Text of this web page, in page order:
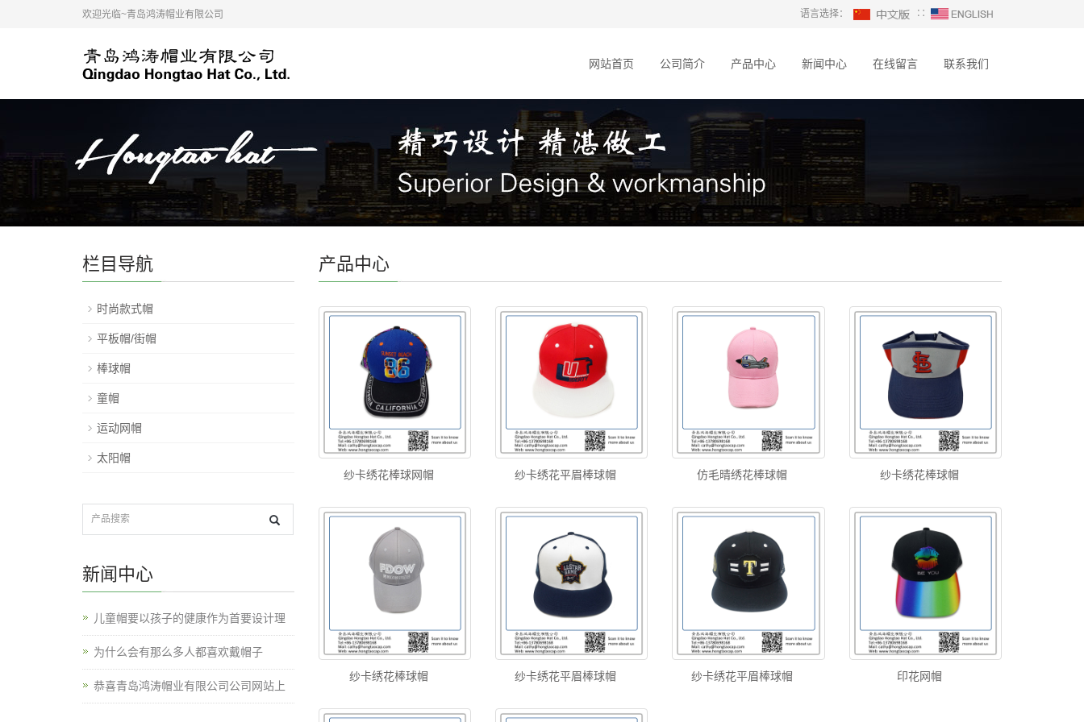
欢迎光临~青岛鸿涛帽业有限公司 语言选择： ∷
网站首页 公司简介 产品中心 新闻中心 在线留言 联系我们
产品中心
纱卡绣花棒球网帽 纱卡绣花平眉棒球帽 仿毛晴绣花棒球帽 纱卡绣花棒球帽
纱卡绣花棒球帽 纱卡绣花平眉棒球帽 纱卡绣花平眉棒球帽 印花网帽
栏目导航
时尚款式帽
平板帽/街帽
棒球帽
童帽
运动网帽
太阳帽
新闻中心
儿童帽要以孩子的健康作为首要设计理
为什么会有那么多人都喜欢戴帽子
恭喜青岛鸿涛帽业有限公司公司网站上